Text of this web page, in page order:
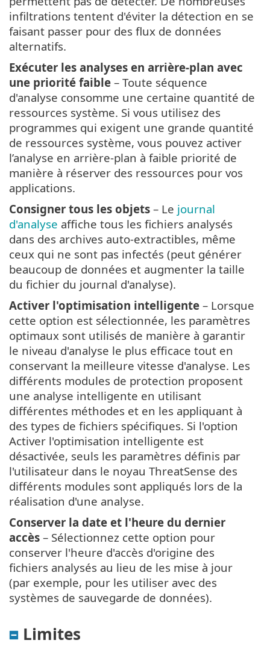
infiltrations tentent d'éviter la détection en se
faisant passer pour des flux de données
alternatifs.
Exécuter les analyses en arrière-plan avec
une priorité faible – Toute séquence
d'analyse consomme une certaine quantité de
ressources système. Si vous utilisez des
programmes qui exigent une grande quantité
de ressources système, vous pouvez activer
l’analyse en arrière-plan à faible priorité de
manière à réserver des ressources pour vos
applications.
Consigner tous les objets – Le journal
d'analyse affiche tous les fichiers analysés
dans des archives auto-extractibles, même
ceux qui ne sont pas infectés (peut générer
beaucoup de données et augmenter la taille
du fichier du journal d'analyse).
Activer l'optimisation intelligente – Lorsque
cette option est sélectionnée, les paramètres
optimaux sont utilisés de manière à garantir
le niveau d'analyse le plus efficace tout en
conservant la meilleure vitesse d'analyse. Les
différents modules de protection proposent
une analyse intelligente en utilisant
différentes méthodes et en les appliquant à
des types de fichiers spécifiques. Si l'option
Activer l'optimisation intelligente est
désactivée, seuls les paramètres définis par
l'utilisateur dans le noyau ThreatSense des
différents modules sont appliqués lors de la
réalisation d'une analyse.
Conserver la date et l'heure du dernier
accès – Sélectionnez cette option pour
conserver l'heure d'accès d'origine des
fichiers analysés au lieu de les mise à jour
(par exemple, pour les utiliser avec des
systèmes de sauvegarde de données).
Limites